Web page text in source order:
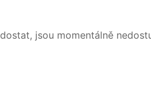
jsou momentálně